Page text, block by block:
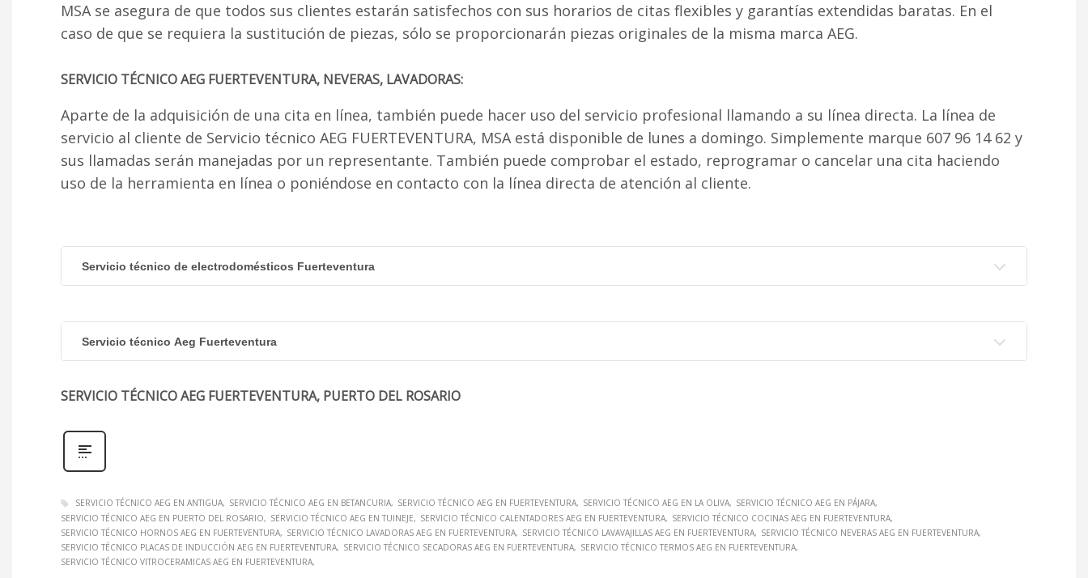
MSA se asegura de que todos sus clientes estarán satisfechos con sus horarios de citas flexibles y garantías extendidas baratas. En el
caso de que se requiera la sustitución de piezas, sólo se proporcionarán piezas originales de la misma marca AEG.
SERVICIO TÉCNICO AEG FUERTEVENTURA, NEVERAS, LAVADORAS:
Aparte de la adquisición de una cita en línea, también puede hacer uso del servicio profesional llamando a su línea directa. La línea de
servicio al cliente de Servicio técnico AEG FUERTEVENTURA, MSA está disponible de lunes a domingo. Simplemente marque 607 96 14 62 y
sus llamadas serán manejadas por un representante. También puede comprobar el estado, reprogramar o cancelar una cita haciendo
uso de la herramienta en línea o poniéndose en contacto con la línea directa de atención al cliente.
Servicio técnico de electrodomésticos Fuerteventura
Servicio técnico Aeg Fuerteventura
SERVICIO TÉCNICO AEG FUERTEVENTURA, PUERTO DEL ROSARIO
SERVICIO TÉCNICO AEG EN ANTIGUA SERVICIO TÉCNICO AEG EN BETANCURIA SERVICIO TÉCNICO AEG EN FUERTEVENTURA SERVICIO TÉCNICO AEG EN LA OLIVA
SERVICIO TÉCNICO AEG EN PÁJARA
SERVICIO TÉCNICO AEG EN PUERTO DEL ROSARIO
SERVICIO TÉCNICO AEG EN TUINEJE SERVICIO TÉCNICO CALENTADORES AEG EN FUERTEVENTURA
SERVICIO TÉCNICO COCINAS AEG EN FUERTEVENTURA
SERVICIO TÉCNICO HORNOS AEG EN FUERTEVENTURA
SERVICIO TÉCNICO LAVADORAS AEG EN FUERTEVENTURA SERVICIO TÉCNICO LAVAVAJILLAS AEG EN FUERTEVENTURA
SERVICIO TÉCNICO NEVERAS AEG EN FUERTEVENTURA
SERVICIO TÉCNICO PLACAS DE INDUCCIÓN AEG EN FUERTEVENTURA
SERVICIO TÉCNICO SECADORAS AEG EN FUERTEVENTURA
SERVICIO TÉCNICO TERMOS AEG EN FUERTEVENTURA
SERVICIO TÉCNICO VITROCERAMICAS AEG EN FUERTEVENTURA